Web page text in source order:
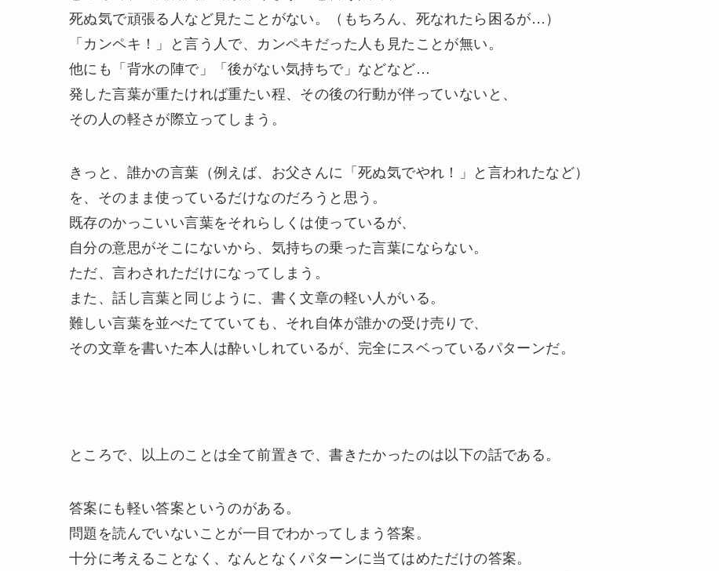
死ぬ気で頑張る人など見たことがない。（もちろん、死なれたら困るが…）
「カンペキ！」と言う人で、カンペキだった人も見たことが無い。
他にも「背水の陣で」「後がない気持ちで」などなど…
発した言葉が重たければ重たい程、その後の行動が伴っていないと、
その人の軽さが際立ってしまう。
きっと、誰かの言葉（例えば、お父さんに「死ぬ気でやれ！」と言われたなど）
を、そのまま使っているだけなのだろうと思う。
既存のかっこいい言葉をそれらしくは使っているが、
自分の意思がそこにないから、気持ちの乗った言葉にならない。
ただ、言わされただけになってしまう。
また、話し言葉と同じように、書く文章の軽い人がいる。
難しい言葉を並べたてていても、それ自体が誰かの受け売りで、
その文章を書いた本人は酔いしれているが、完全にスベっているパターンだ。
ところで、以上のことは全て前置きで、書きたかったのは以下の話である。
答案にも軽い答案というのがある。
問題を読んでいないことが一目でわかってしまう答案。
十分に考えることなく、なんとなくパターンに当てはめただけの答案。